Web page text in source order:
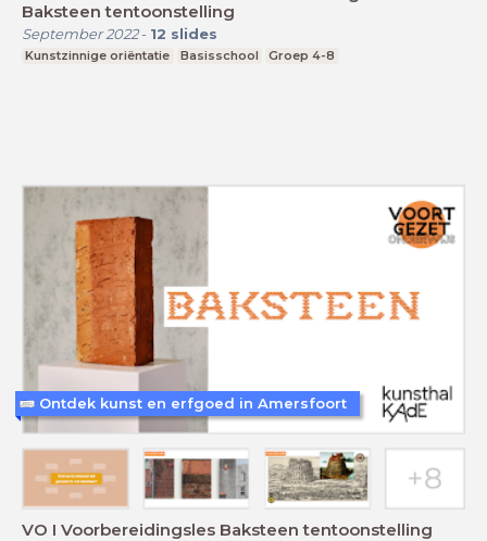
Baksteen tentoonstelling
September 2022- 12 slides
Kunstzinnige oriëntatie Basisschool Groep 4-8
VO I Voorbereidingsles Baksteen tentoonstelling
Ontdek kunst en erfgoed in Amersfoort